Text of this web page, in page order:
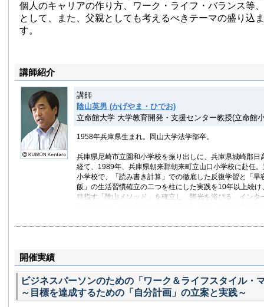
個人のキャリアの作り方、ワーク・ライフ・バランス等
として、また、父親としても考えるべきテーマの盛り込
す。
講師紹介
講師
陰山英男 (かげやま・ひでお)
立命館大学 大学教育開発・支援センター教授(立命館
1958年兵庫県生まれ。岡山大学法学部卒。
兵庫県尼崎市立園和小学校を振り出しに、兵庫県城崎郡日
経て、1989年、兵庫県朝来郡朝来町立山口小学校に赴任
小学校で、「読み書き計算」での徹底した反復学習と「早
飯」の生活習慣確立の二つを柱にした実践を10年以上続け
目指す「陰山メソッド」を確立し、脚光を浴びる。インタ
あいだで大きな反響を呼ぶ。その実践をつづった『本当の
2003年4月尾道市立土堂（つちどう）小学校校長に全国公
ス計算や漢字練習の反復学習を続け、基礎学力の向上に取
ん指導やコンピューターの活用など新旧を問わず積極的に
って子供たちの学力向上を実現。
開催実績
ビジネスパーソンのための「ワーク＆ライフスタイル・
～目標を達成するための「自分計画」の立案と実践～